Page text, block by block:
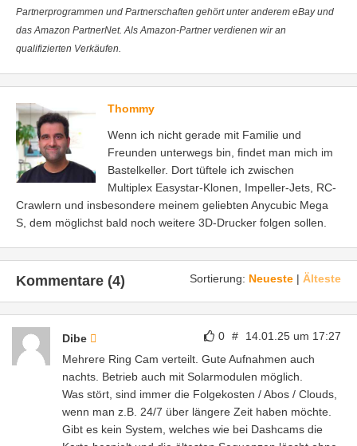
Partnerprogrammen und Partnerschaften gehört unter anderem eBay und
das Amazon PartnerNet. Als Amazon-Partner verdienen wir an
qualifizierten Verkäufen.
Thommy
Wenn ich nicht gerade mit Familie und
Freunden unterwegs bin, findet man mich im
Bastelkeller. Dort tüftele ich zwischen
Multiplex Easystar-Klonen, Impeller-Jets, RC-
Crawlern und insbesondere meinem geliebten Anycubic Mega
S, dem möglichst bald noch weitere 3D-Drucker folgen sollen.
Sortierung: Neueste | Älteste
Kommentare (4)
0 # 14.01.25 um 17:27
Dibe
Mehrere Ring Cam verteilt. Gute Aufnahmen auch
nachts. Betrieb auch mit Solarmodulen möglich.
Was stört, sind immer die Folgekosten / Abos / Clouds,
wenn man z.B. 24/7 über längere Zeit haben möchte.
Gibt es kein System, welches wie bei Dashcams die